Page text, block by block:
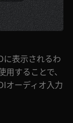
に表示されるわ
することで、
オーディオ入力